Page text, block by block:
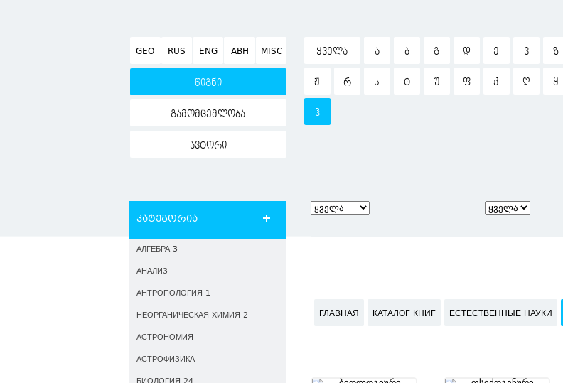
GEO RUS ENG ABH MISC
წიგნი
გამომცემლობა
ავტორი
ᲧᲕᲔᲚᲐ Ა Ბ Გ Დ Ე Ვ Ზ
Ჟ Რ Ს Ტ Უ Ფ Ქ Ღ Ყ
Ჰ
კატეგორია
АЛГЕБРА 3
АНАЛИЗ
АНТРОПОЛОГИЯ 1
НЕОРГАНИЧЕСКАЯ ХИМИЯ 2
АСТРОНОМИЯ
АСТРОФИЗИКА
ГЛАВНАЯ КАТАЛОГ КНИГ ЕСТЕСТВЕННЫЕ НАУКИ